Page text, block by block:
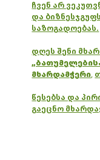
ჩვენ არ
და
საზოგადოებას.
დღეს შენი
მხარდამჭერი,
წესებსა და
გაეცნო